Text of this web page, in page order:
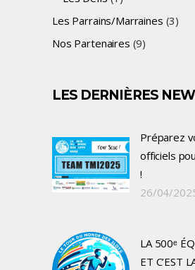
Les Parrains/Marraines (3)
Nos Partenaires (9)
LES DERNIÈRES
Préparez
officiels
!
26/04/
LA 500ᵉ
ET C’EST